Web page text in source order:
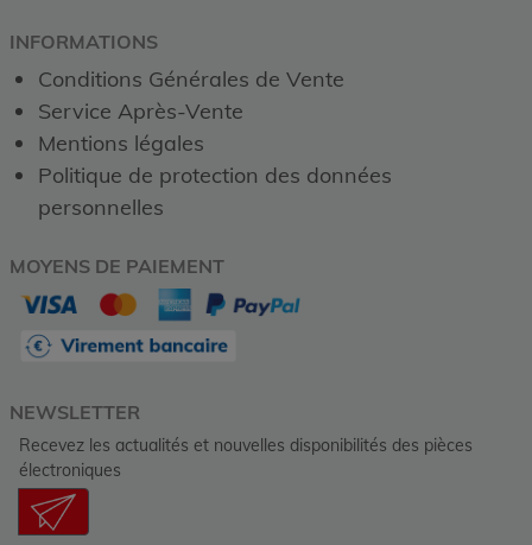
INFORMATIONS
Conditions Générales de Vente
Service Après-Vente
Mentions légales
Politique de protection des données
personnelles
MOYENS DE PAIEMENT
NEWSLETTER
Recevez les actualités et nouvelles disponibilités des pièces
électroniques